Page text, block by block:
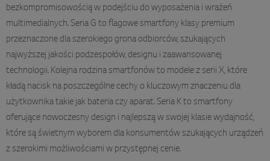
bezkompromisowością w podejściu do wyposażenia i wrażeń
multimedialnych. Seria G to flagowe smartfony klasy premium
przeznaczone dla szerokiego grona odbiorców, szukających
najwyższej jakości podzespołów, designu i zaawansowanej
technologii. Kolejna rodzina smartfonów to modele z serii X, które
kładą nacisk na poszczególne cechy o kluczowym znaczeniu dla
użytkownika takie jak bateria czy aparat. Seria K to smartfony
oferujące nowoczesny design i najlepszą w swojej klasie wydajność,
które są świetnym wyborem dla konsumentów szukających urządzeń
z szerokimi możliwościami w przystępnej cenie.